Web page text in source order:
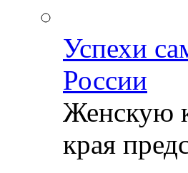
Успехи
России
Женскую
края